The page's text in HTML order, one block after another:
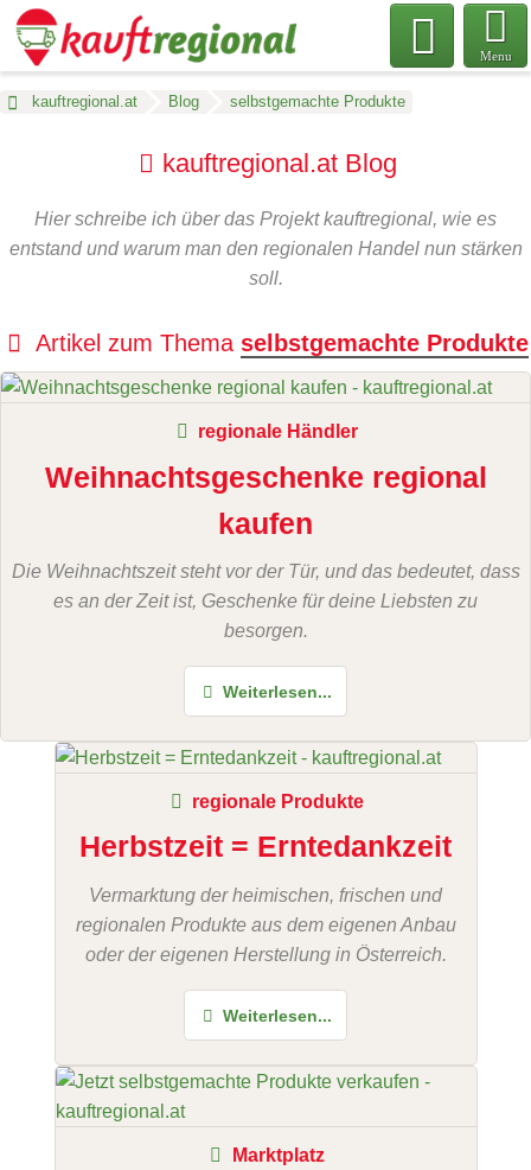
Menu
kauftregional.at Blog selbstgemachte Produkte
kauftregional.at Blog
Hier schreibe ich über das Projekt kauftregional, wie es
entstand und warum man den regionalen Handel nun stärken
soll.
Artikel zum Thema selbstgemachte Produkte
Weihnachtsgeschenke regional
kaufen
regionale Händler
Die Weihnachtszeit steht vor der Tür, und das bedeutet, dass
es an der Zeit ist, Geschenke für deine Liebsten zu
besorgen.
Weiterlesen...
Herbstzeit = Erntedankzeit
regionale Produkte
Vermarktung der heimischen, frischen und
regionalen Produkte aus dem eigenen Anbau
oder der eigenen Herstellung in Österreich.
Weiterlesen...
Marktplatz